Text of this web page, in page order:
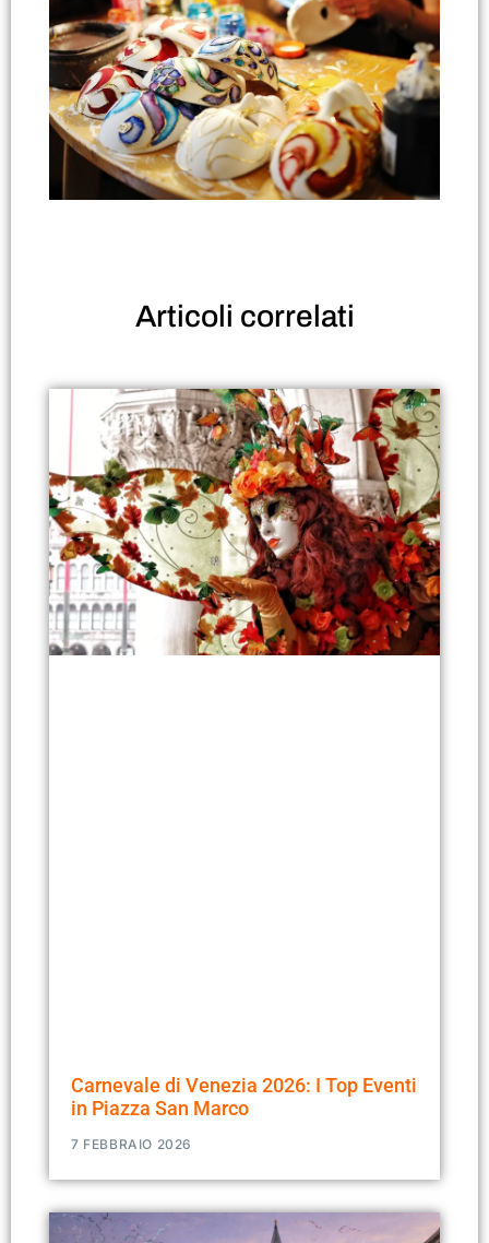
Articoli correlati
Carnevale di Venezia 2026: I Top Eventi
in Piazza San Marco
7 FEBBRAIO 2026